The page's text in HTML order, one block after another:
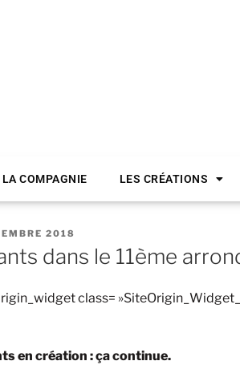
LA COMPAGNIE LES CRÉATIONS
2018
dans le 11ème
class=
en création : ça continue.